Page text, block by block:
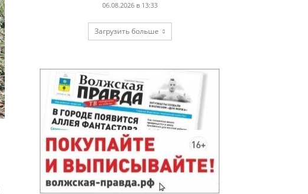
06.08.2026 в 13:33
Загрузить больше